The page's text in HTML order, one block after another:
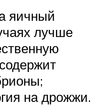
яичный
лучше
на дрожжи.